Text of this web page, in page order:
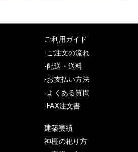
ご利用ガイド
-ご注文の流れ
-配送・送料
-お支払い方法
-よくある質問
-FAX注文書
建築実績
神棚の祀り方